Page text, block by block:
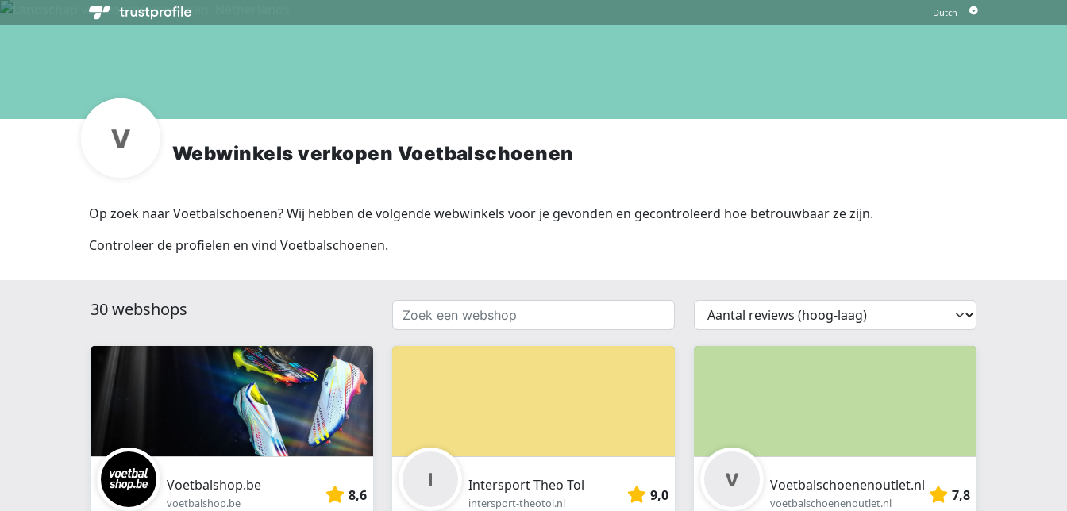
Webwinkels verkopen Voetbalschoenen
Op zoek naar Voetbalschoenen? Wij hebben de volgende webwinkels voor je gevonden en gecontroleerd hoe betrouwbaar ze zijn.
Controleer de profielen en vind Voetbalschoenen.
30 webshops
Zoek
een
webshop
{{
__('Sort')
}}
Voetbalshop.be
voetbalshop.be 8,6
Intersport Theo Tol
intersport-theotol.nl 9,0
Voetbalschoenenoutlet.nl
voetbalschoenenoutlet.nl 7,8